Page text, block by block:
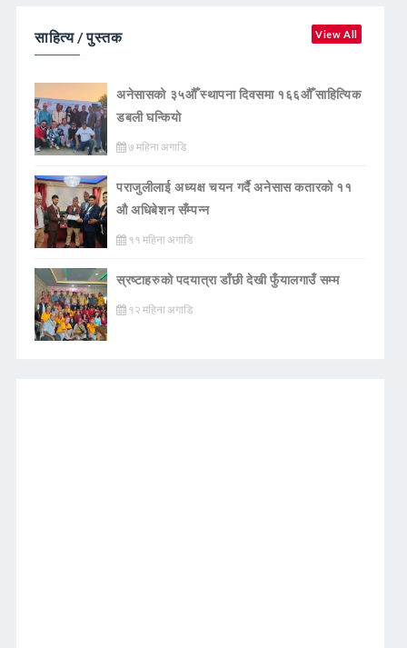
साहित्य / पुस्तक View All
अनेसासको ३५औँ स्थापना दिवसमा १६६औँ साहित्यिक
डबली घन्कियाे
७ महिना अगाडि
पराजुलीलाई अध्यक्ष चयन गर्दै अनेसास कतारको ११
औ अधिबेशन सँम्पन्न
११ महिना अगाडि
स्रष्टाहरुको पदयात्रा डाँछी देखी फुँयालगाउँ सम्म
१२ महिना अगाडि